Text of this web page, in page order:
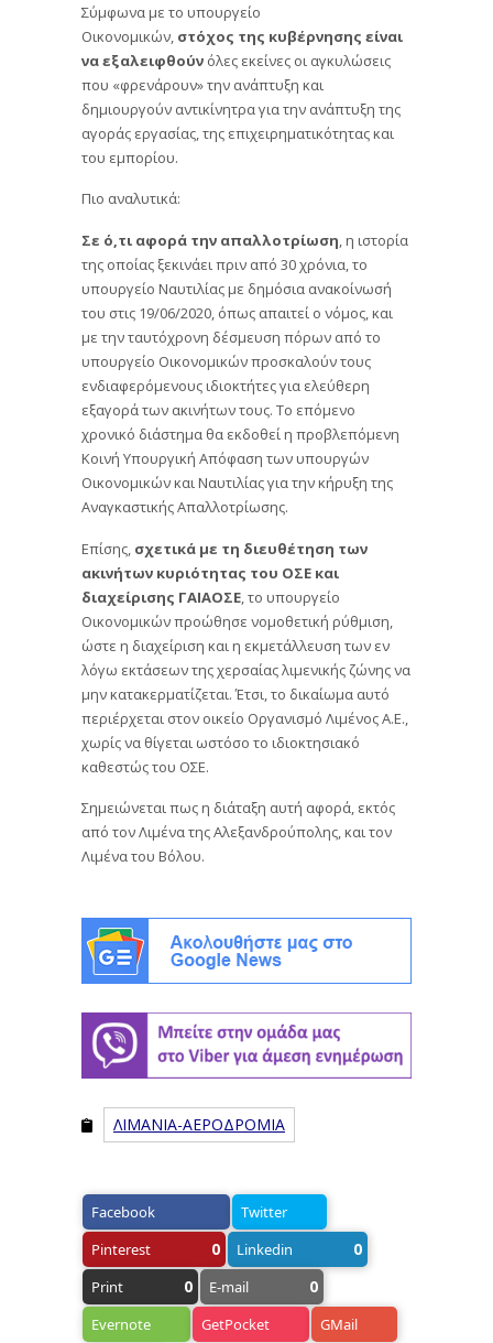
Σύμφωνα με το υπουργείο
Οικονομικών, στόχος της κυβέρνησης είναι
να εξαλειφθούν όλες εκείνες οι αγκυλώσεις
που «φρενάρουν» την ανάπτυξη και
δημιουργούν αντικίνητρα για την ανάπτυξη της
αγοράς εργασίας, της επιχειρηματικότητας και
του εμπορίου.
Πιο αναλυτικά:
Σε ό,τι αφορά την απαλλοτρίωση, η ιστορία
της οποίας ξεκινάει πριν από 30 χρόνια, το
υπουργείο Ναυτιλίας με δημόσια ανακοίνωσή
του στις 19/06/2020, όπως απαιτεί ο νόμος, και
με την ταυτόχρονη δέσμευση πόρων από το
υπουργείο Οικονομικών προσκαλούν τους
ενδιαφερόμενους ιδιοκτήτες για ελεύθερη
εξαγορά των ακινήτων τους. Το επόμενο
χρονικό διάστημα θα εκδοθεί η προβλεπόμενη
Κοινή Υπουργική Απόφαση των υπουργών
Οικονομικών και Ναυτιλίας για την κήρυξη της
Αναγκαστικής Απαλλοτρίωσης.
Επίσης, σχετικά με τη διευθέτηση των
ακινήτων κυριότητας του ΟΣΕ και
διαχείρισης ΓΑΙΑΟΣΕ, το υπουργείο
Οικονομικών προώθησε νομοθετική ρύθμιση,
ώστε η διαχείριση και η εκμετάλλευση των εν
λόγω εκτάσεων της χερσαίας λιμενικής ζώνης να
μην κατακερματίζεται. Έτσι, το δικαίωμα αυτό
περιέρχεται στον οικείο Οργανισμό Λιμένος Α.Ε.,
χωρίς να θίγεται ωστόσο το ιδιοκτησιακό
καθεστώς του ΟΣΕ.
Σημειώνεται πως η διάταξη αυτή αφορά, εκτός
από τον Λιμένα της Αλεξανδρούπολης, και τον
Λιμένα του Βόλου.
ΛΙΜΑΝΙΑ-ΑΕΡΟΔΡΟΜΙΑ
Facebook
Twitter
Pinterest
0 Linkedin 0
Print 0 E-mail 0
Evernote GetPocket GMail